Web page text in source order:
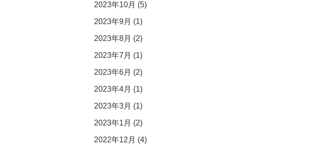
2023年10月 (5)
2023年9月 (1)
2023年8月 (2)
2023年7月 (1)
2023年6月 (2)
2023年4月 (1)
2023年3月 (1)
2023年1月 (2)
2022年12月 (4)